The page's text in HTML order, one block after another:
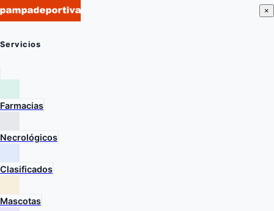
×
Servicios
Farmacias
Necrológicos
Clasificados
Mascotas